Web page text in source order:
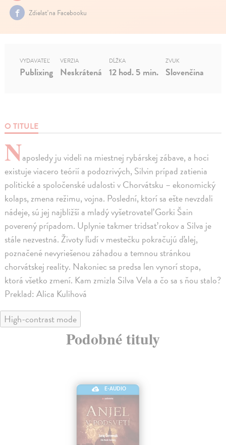
Zdielať na Facebooku
O TITULE
Naposledy ju videli na miestnej rybárskej zábave, a hoci
existuje viacero teórií a podozrivých, Silvin prípad zatienia
politické a spoločenské udalosti v Chorvátsku – ekonomický
kolaps, zmena režimu, vojna. Poslední, ktorí sa ešte nevzdali
nádeje, sú jej najbližší a mladý vyšetrovateľ Gorki Šain
poverený prípadom. Uplynie takmer tridsať rokov a Silva je
stále nezvestná. Životy ľudí v mestečku pokračujú ďalej,
poznačené nevyriešenou záhadou a temnou stránkou
chorvátskej reality. Nakoniec sa predsa len vynorí stopa,
ktorá všetko zmení. Kam zmizla Silva Vela a čo sa s ňou stalo?
Preklad: Alica Kulihová
VYDAVATEĽ
Publixing
VERZIA
Neskrátená
DĹŽKA
12 hod. 5 min.
ZVUK
Slovenčina
High-contrast mode
Podobné tituly
E-AUDIO